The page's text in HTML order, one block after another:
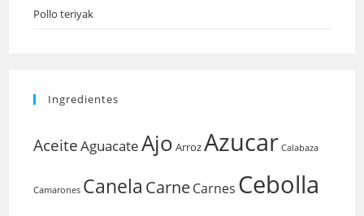
Pollo teriyak
Ingredientes
AceiteAguacateAjo ArrozAzucar Calabaza
Camarones Canela CarneCarnes Cebolla